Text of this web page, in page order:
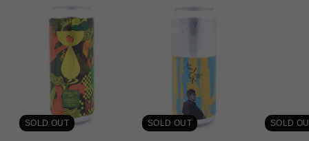
SOLD OUT SOLD OUT SOLD